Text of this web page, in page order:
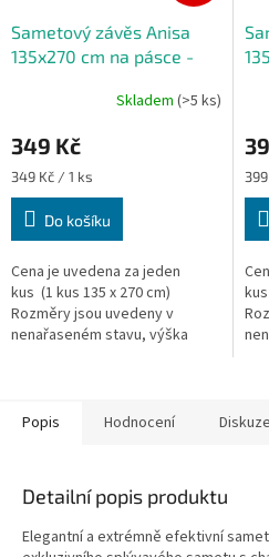
Sametový závěs Anisa
135x270 cm na pásce -
Skladem (>5 ks)
349 Kč
Měrná
cena:
349 Kč / 1 ks
Do košíku
Cena je uvedena za jeden
kus (1 kus 135 x 270 cm)
Rozměry jsou uvedeny v
nenařaseném stavu, výška
Popis Hodnocení Diskuze
Detailní popis produktu
Elegantní a extrémně efektivní